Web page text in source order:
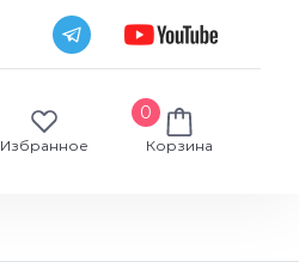
Избранное
0
Корзина